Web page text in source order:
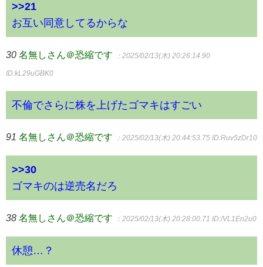
>>21
お互い同意してるからな
30 名無しさん＠恐縮です ：2025/02/13(木) 20:26:14.90
ID:kL29uGBK0
不倫でさらに株を上げたゴマキはすごい
91 名無しさん＠恐縮です ：2025/02/13(木) 20:44:53.75 ID:Ruv5zDr10
>>30
ゴマキのは逆売名だろ
38 名無しさん＠恐縮です ：2025/02/13(木) 20:28:00.71 ID:/VL1En2u0
休憩…？